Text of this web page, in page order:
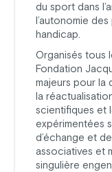
du sport dans
l’autonomie
handicap.
Organisés tous
Fondation
majeurs pour la
la
scientifiques et
expérimentées
d’échange et
associatives et
singulière